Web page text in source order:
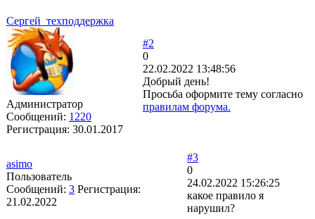
Сергей_техподдержка
Администратор
Сообщений: 1220
Регистрация: 30.01.2017
#2
0
22.02.2022 13:48:56
Добрый день!
Просьба оформите тему согласно
правилам форума.
asimo
Пользователь
Сообщений: 3 Регистрация:
21.02.2022
#3
0
24.02.2022 15:26:25
какое правило я
нарушил?